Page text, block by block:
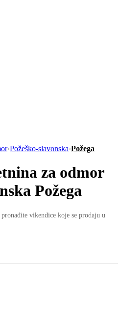
›Požeško-slavonska›Požega
za odmor
Požega
vikendice koje se prodaju u